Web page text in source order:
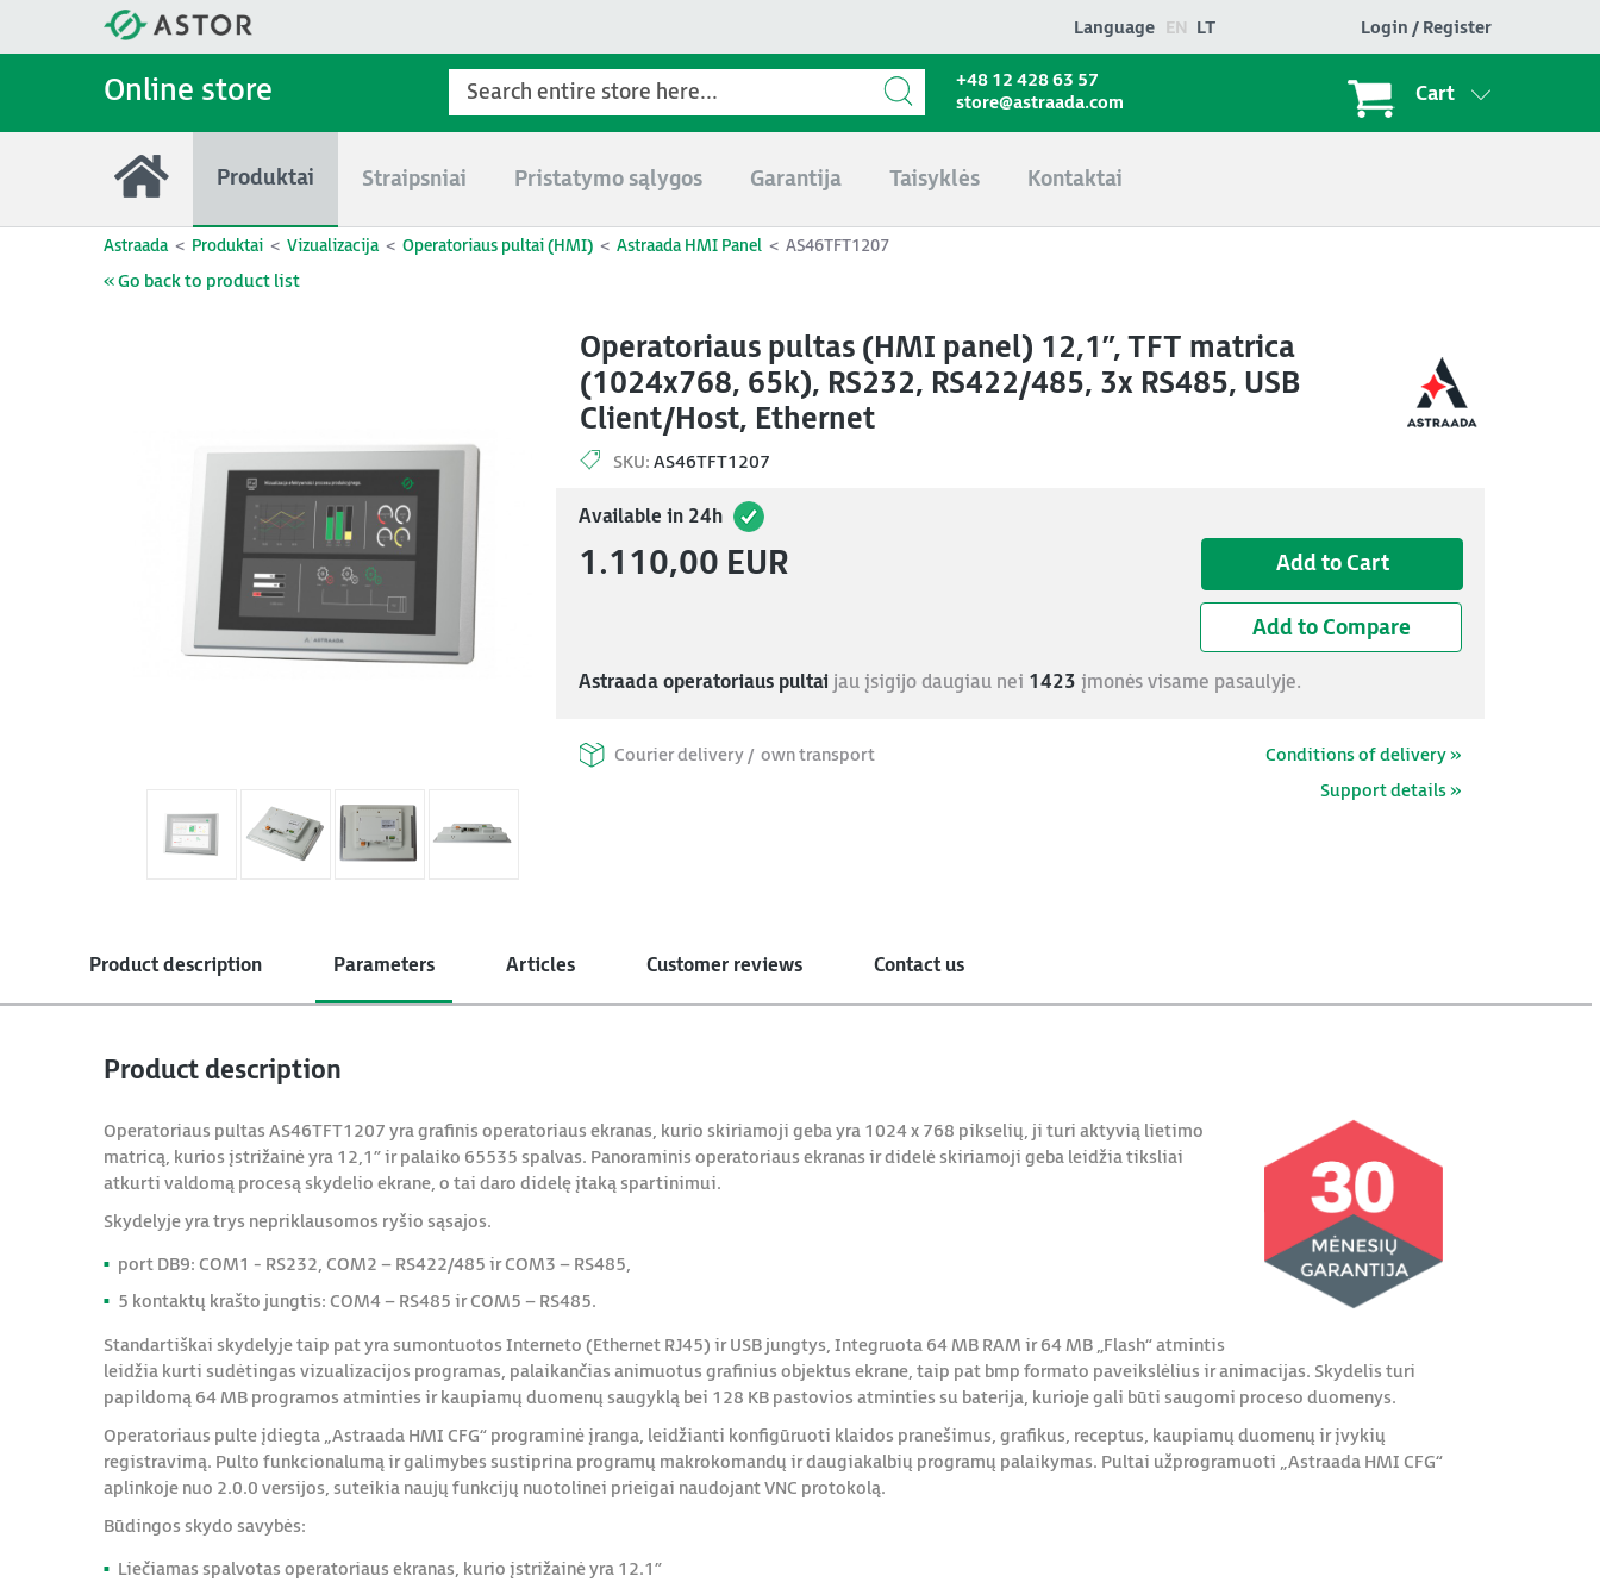
Language EN LT Login / Register
Online store
+48 12 428 63 57
store@astraada.com
Cart
Produktai Straipsniai Pristatymo sąlygos Garantija Taisyklės Kontaktai
Astraada Produktai Vizualizacija Operatoriaus pultai (HMI) Astraada HMI Panel AS46TFT1207
« Go back to product list
Operatoriaus pultas (HMI panel) 12,1”, TFT matrica
(1024x768, 65k), RS232, RS422/485, 3x RS485, USB
Client/Host, Ethernet
SKU: AS46TFT1207
Available in 24h
Add to Cart
Add to Compare
1.110,00 EUR
Astraada operatoriaus pultai jau įsigijo daugiau nei 1423 įmonės visame pasaulyje.
Courier delivery / own transport
Conditions of delivery »
Support details »
Product description Parameters Articles Customer reviews Contact us
Product description
Operatoriaus pultas AS46TFT1207 yra grafinis operatoriaus ekranas, kurio skiriamoji geba yra 1024 x 768 pikselių, ji turi aktyvią lietimo
matricą, kurios įstrižainė yra 12,1” ir palaiko 65535 spalvas. Panoraminis operatoriaus ekranas ir didelė skiriamoji geba leidžia tiksliai
atkurti valdomą procesą skydelio ekrane, o tai daro didelę įtaką spartinimui.
Skydelyje yra trys nepriklausomos ryšio sąsajos.
port DB9: COM1 - RS232, COM2 – RS422/485 ir COM3 – RS485,
5 kontaktų krašto jungtis: COM4 – RS485 ir COM5 – RS485.
Standartiškai skydelyje taip pat yra sumontuotos Interneto (Ethernet RJ45) ir USB jungtys, Integruota 64 MB RAM ir 64 MB „Flash“ atmintis
leidžia kurti sudėtingas vizualizacijos programas, palaikančias animuotus grafinius objektus ekrane, taip pat bmp formato paveikslėlius ir animacijas. Skydelis turi
papildomą 64 MB programos atminties ir kaupiamų duomenų saugyklą bei 128 KB pastovios atminties su baterija, kurioje gali būti saugomi proceso duomenys.
Operatoriaus pulte įdiegta „Astraada HMI CFG“ programinė įranga, leidžianti konfigūruoti klaidos pranešimus, grafikus, receptus, kaupiamų duomenų ir įvykių
registravimą. Pulto funkcionalumą ir galimybes sustiprina programų makrokomandų ir daugiakalbių programų palaikymas. Pultai užprogramuoti „Astraada HMI CFG“
aplinkoje nuo 2.0.0 versijos, suteikia naujų funkcijų nuotolinei prieigai naudojant VNC protokolą.
Būdingos skydo savybės:
Liečiamas spalvotas operatoriaus ekranas, kurio įstrižainė yra 12.1”